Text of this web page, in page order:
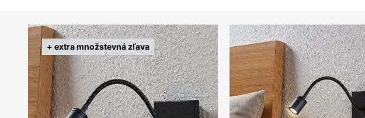
+ extra množstevná zľava
Preskočiť
na
koniec
galérie
obrázkov